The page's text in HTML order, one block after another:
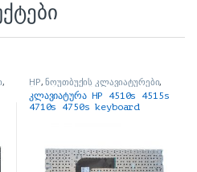
, HP,ნოუთბუქის კლავიატურები,
ნოუთბუქის ნაწილები და
აქსესუარები
კლავიატურა HP 4510s 4515s
4710s 4750s keyboard